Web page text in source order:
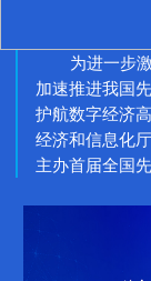
为进一步
加速推进我国
护航数字经济
经济和信息化
主办首届全国